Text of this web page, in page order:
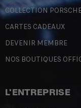
COLLECTION
CARTES CADEAUX
DEVENIR MEMBRE
NOS BOUTIQUES
L'ENTREPRISE